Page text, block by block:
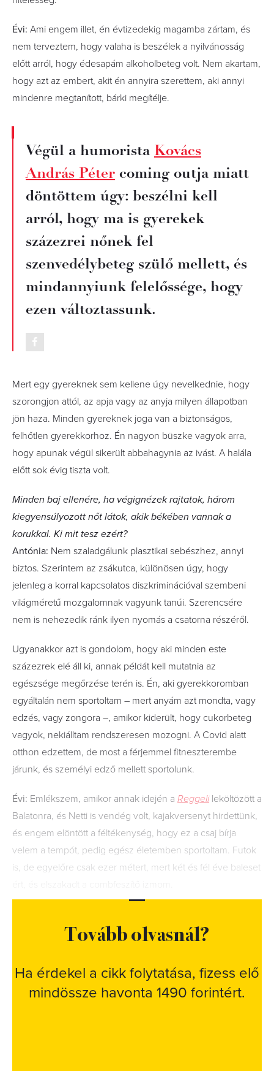
Évi: Ami engem illet, én évtizedekig magamba zártam, és
nem terveztem, hogy valaha is beszélek a nyilvánosság
előtt arról, hogy édesapám alkoholbeteg volt. Nem akartam,
hogy azt az embert, akit én annyira szerettem, aki annyi
mindenre megtanított, bárki megítélje.
Végül a humorista Kovács
András Péter coming outja miatt
döntöttem úgy: beszélni kell
arról, hogy ma is gyerekek
százezrei nőnek fel
szenvedélybeteg szülő mellett, és
mindannyiunk felelőssége, hogy
ezen változtassunk.
Mert egy gyereknek sem kellene úgy nevelkednie, hogy
szorongjon attól, az apja vagy az anyja milyen állapotban
jön haza. Minden gyereknek joga van a biztonságos,
felhőtlen gyerekkorhoz. Én nagyon büszke vagyok arra,
hogy apunak végül sikerült abbahagynia az ivást. A halála
előtt sok évig tiszta volt.
Minden baj ellenére, ha végignézek rajtatok, három
kiegyensúlyozott nőt látok, akik békében vannak a
korukkal. Ki mit tesz ezért?
Antónia: Nem szaladgálunk plasztikai sebészhez, annyi
biztos. Szerintem az zsákutca, különösen úgy, hogy
jelenleg a korral kapcsolatos diszkriminációval szembeni
világméretű mozgalomnak vagyunk tanúi. Szerencsére
nem is nehezedik ránk ilyen nyomás a csatorna részéről.
Ugyanakkor azt is gondolom, hogy aki minden este
százezrek elé áll ki, annak példát kell mutatnia az
egészsége megőrzése terén is. Én, aki gyerekkoromban
egyáltalán nem sportoltam – mert anyám azt mondta, vagy
edzés, vagy zongora –, amikor kiderült, hogy cukorbeteg
vagyok, nekiálltam rendszeresen mozogni. A Covid alatt
otthon edzettem, de most a férjemmel fitneszterembe
járunk, és személyi edző mellett sportolunk.
Évi: Emlékszem, amikor annak idején a Reggelileköltözött a
Balatonra, és Netti is vendég volt, kajakversenyt hirdettünk,
és engem elöntött a féltékenység, hogy ez a csaj bírja
velem a tempót, pedig egész életemben sportoltam. Futok
is, de egyelőre csak ezer métert, mert két és fél éve baleset
Tovább olvasnál?
Ha érdekel a cikk folytatása, fizess elő
mindössze havonta 1490 forintért.